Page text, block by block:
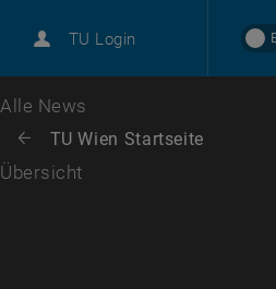
TU Login
Karriere
Zur 1. Menü Ebene
Alle News
Zurück: Subseiten von TU Wien
Zurück zur letzten Ebene:
TU Wien Startseite
Übersicht